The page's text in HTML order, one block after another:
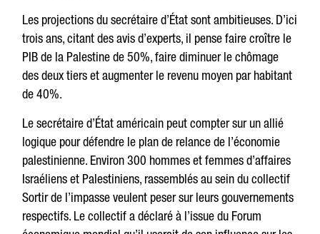
Les projections du secrétaire d’État sont ambitieuses. D’ici
trois ans, citant des avis d’experts, il pense faire croître le
PIB de la Palestine de 50%, faire diminuer le chômage
des deux tiers et augmenter le revenu moyen par habitant
de 40%.
Le secrétaire d’État américain peut compter sur un allié
logique pour défendre le plan de relance de l’économie
palestinienne. Environ 300 hommes et femmes d’affaires
Israéliens et Palestiniens, rassemblés au sein du collectif
Sortir de l’impasse veulent peser sur leurs gouvernements
respectifs. Le collectif a déclaré à l’issue du Forum